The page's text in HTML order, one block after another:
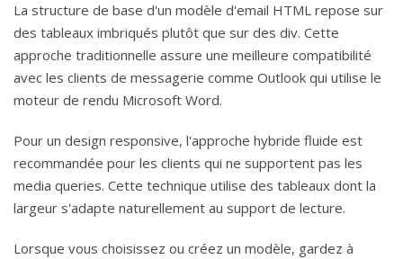
La structure de base d'un modèle d'email HTML repose sur
des tableaux imbriqués plutôt que sur des div. Cette
approche traditionnelle assure une meilleure compatibilité
avec les clients de messagerie comme Outlook qui utilise le
moteur de rendu Microsoft Word.
Pour un design responsive, l'approche hybride fluide est
recommandée pour les clients qui ne supportent pas les
media queries. Cette technique utilise des tableaux dont la
largeur s'adapte naturellement au support de lecture.
Lorsque vous choisissez ou créez un modèle, gardez à